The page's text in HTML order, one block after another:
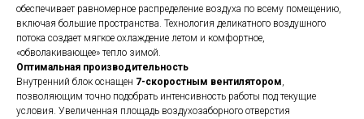
обеспечивает равномерное распределение воздуха по всему помещению,
включая большие пространства. Технология деликатного воздушного
потока создает мягкое охлаждение летом и комфортное,
«обволакивающее» тепло зимой.
Оптимальная производительность
Внутренний блок оснащен 7-скоростным вентилятором,
позволяющим точно подобрать интенсивность работы под текущие
условия. Увеличенная площадь воздухозаборного отверстия